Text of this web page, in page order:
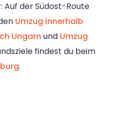
Auf der Südost-Route
Umzug innerhalb
Ungarn und Umzug
findest du beim
.